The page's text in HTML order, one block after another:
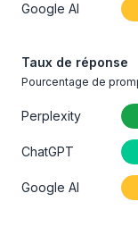
Google AI
Taux de réponse
Pourcentage de
Perplexity
ChatGPT
Google AI